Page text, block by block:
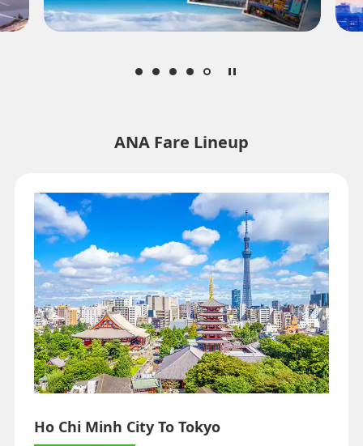
・Giá vé hiển thị là ưu đãi tốt nhất hiện có cho điều kiện quý khách
[Tìm kiếm] để kiểm tra tình trạng chỗ cập nhật nhất.
phụ phí nhiên liệu phụ phí bảo hiểmvà thuế/phí/lệ phí áp
dụng khác được bao gồm trong số tiền hiển thị. Số tiền sẽ được tính
cho các thành phố có nhiều sân bay.
Tìm kiếm
ANA Fare Lineup
Ho Chi Minh City To Tokyo